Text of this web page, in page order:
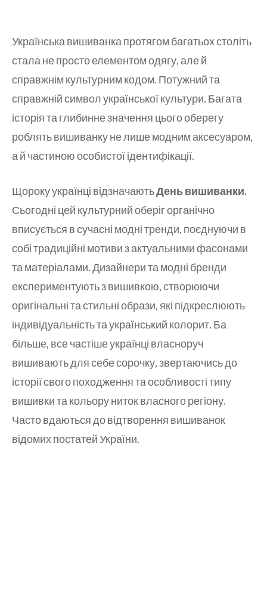
Українська вишиванка протягом багатьох століть
стала не просто елементом одягу, але й
справжнім культурним кодом. Потужний та
справжній символ української культури. Багата
історія та глибинне значення цього оберегу
роблять вишиванку не лише модним аксесуаром,
а й частиною особистої ідентифікації.
Щороку українці відзначаютьДень вишиванки.
Сьогодні цей культурний оберіг органічно
вписується в сучасні модні тренди, поєднуючи в
собі традиційні мотиви з актуальними фасонами
та матеріалами. Дизайнери та модні бренди
експериментують з вишивкою, створюючи
оригінальні та стильні образи, які підкреслюють
індивідуальність та український колорит. Ба
більше, все частіше українці власноруч
вишивають для себе сорочку, звертаючись до
історії свого походження та особливості типу
вишивки та кольору ниток власного регіону.
Часто вдаються до відтворення вишиванок
відомих постатей України.